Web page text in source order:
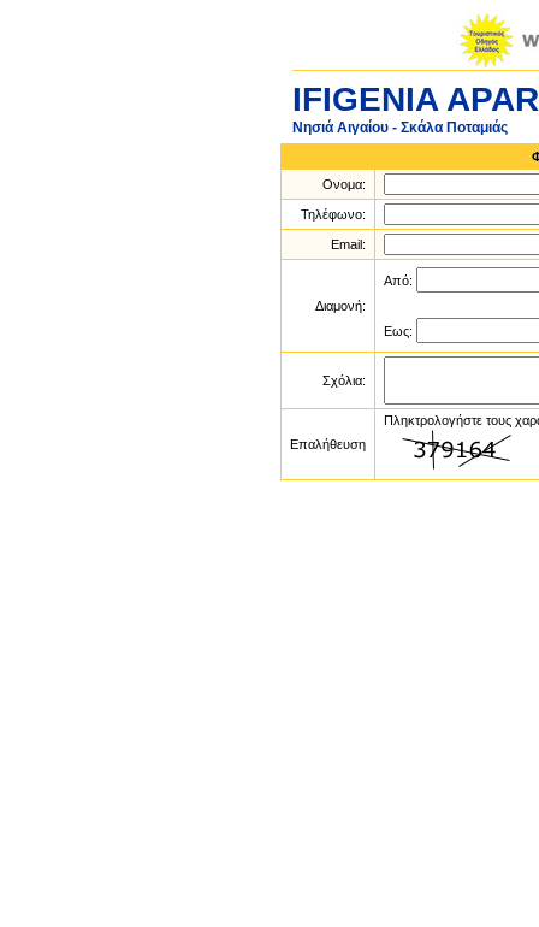
IFIGENIA
Νησιά Αιγαίου - Σκάλα Ποταμιάς
Ονομα:
Τηλέφωνο:
Email:
Διαμονή:
Από:
Εως:
Σχόλια:
Επαλήθευση
Πληκτρολογήστε τους